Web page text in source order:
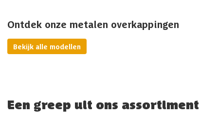
Ontdek onze metalen overkappingen
Bekijk alle modellen
Een greep uit ons assortiment